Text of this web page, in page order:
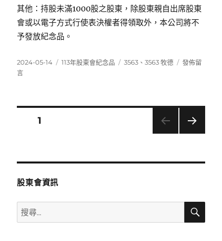
其他：持股未滿1000股之股東，除股東親自出席股東
會或以電子方式行使表決權者得領取外，本公司將不
予發放紀念品。
發
佈
2024-05-14
分
113年股東會紀念品
標
3563 、3563 牧德
在
發佈留
言
分
頁次1
股東會資訊
搜
尋
搜